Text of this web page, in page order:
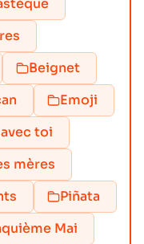
Beignet
Emoji
toi
mères
Piñata
Mai